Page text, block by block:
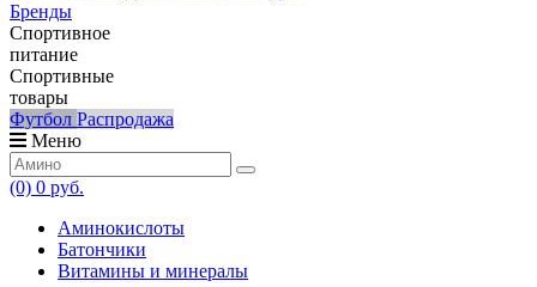
Бренды
Спортивное
питание
Спортивные
товары
Футбол Распродажа
Меню
(0) 0 руб.
Аминокислоты
Батончики
Витамины и минералы